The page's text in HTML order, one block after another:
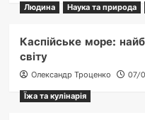
Людина
Наука та природа
Каспійське море:
світу
Олександр Троценко
07/
Їжа та кулінарія